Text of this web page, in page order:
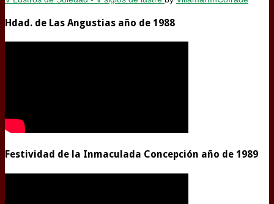
Hdad. de Las Angustias año de 1988
Festividad de la Inmaculada Concepción año de 1989